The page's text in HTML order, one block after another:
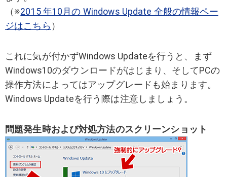
（※2015 年10月の Windows Update 全般の情報ペー
ジはこちら ）
これに気が付かずWindows Updateを行うと、まず
Windows10のダウンロードがはじまり、そしてPCの
操作方法によってはアップグレードも始まります。
Windows Updateを行う際は注意しましょう。
問題発生時および対処方法のスクリーンショット